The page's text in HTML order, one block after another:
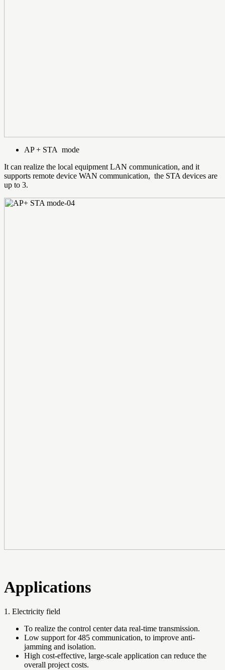
AP + STA mode
It can realize the local equipment LAN communication, and it
supports remote device WAN communication, the STA devices are
up to 3.
Applications
1. Electricity field
To realize the control center data real-time transmission.
Low support for 485 communication, to improve anti-
jamming and isolation.
High cost-effective, large-scale application can reduce the
overall project costs.